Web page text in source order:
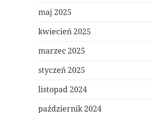
maj 2025
kwiecień 2025
marzec 2025
styczeń 2025
listopad 2024
październik 2024